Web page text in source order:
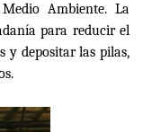
Ambiente. La
para reducir el
y depositar las pilas,